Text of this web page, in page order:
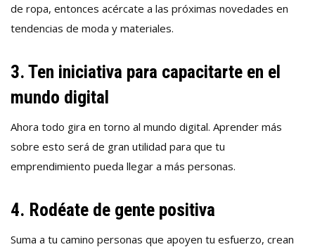
de ropa, entonces acércate a las próximas novedades en
tendencias de moda y materiales.
3. Ten iniciativa para capacitarte en el
mundo digital
Ahora todo gira en torno al mundo digital. Aprender más
sobre esto será de gran utilidad para que tu
emprendimiento pueda llegar a más personas.
4. Rodéate de gente positiva
Suma a tu camino personas que apoyen tu esfuerzo, crean